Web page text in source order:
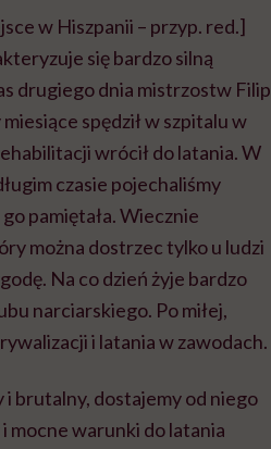
w Hiszpanii – przyp. red.]
się bardzo silną
drugiego dnia mistrzostw Filip
spędził w szpitalu w
wrócił do latania. W
czasie pojechaliśmy
pamiętała. Wiecznie
można dostrzec tylko u ludzi
Na co dzień żyje bardzo
narciarskiego. Po miłej,
i latania w zawodach.
brutalny, dostajemy od niego
mocne warunki do latania